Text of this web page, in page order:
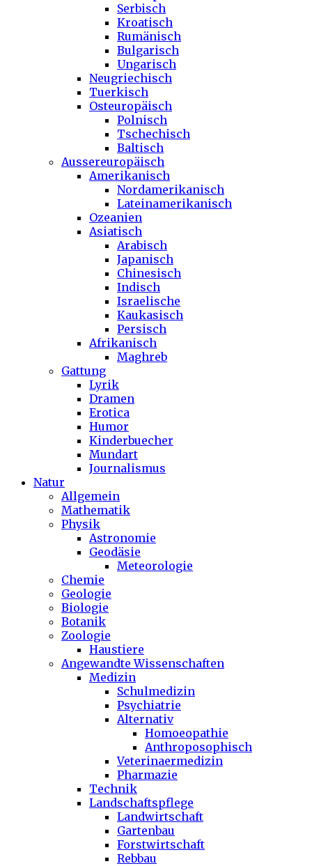
Serbisch
Kroatisch
Rumänisch
Bulgarisch
Ungarisch
Neugriechisch
Tuerkisch
Osteuropäisch
Polnisch
Tschechisch
Baltisch
Aussereuropäisch
Amerikanisch
Nordamerikanisch
Lateinamerikanisch
Ozeanien
Asiatisch
Arabisch
Japanisch
Chinesisch
Indisch
Israelische
Kaukasisch
Persisch
Afrikanisch
Maghreb
Gattung
Lyrik
Dramen
Erotica
Humor
Kinderbuecher
Mundart
Journalismus
Natur
Allgemein
Mathematik
Physik
Astronomie
Geodäsie
Meteorologie
Chemie
Geologie
Biologie
Botanik
Zoologie
Haustiere
Angewandte Wissenschaften
Medizin
Schulmedizin
Psychiatrie
Alternativ
Homoeopathie
Anthroposophisch
Veterinaermedizin
Pharmazie
Technik
Landschaftspflege
Landwirtschaft
Gartenbau
Forstwirtschaft
Rebbau